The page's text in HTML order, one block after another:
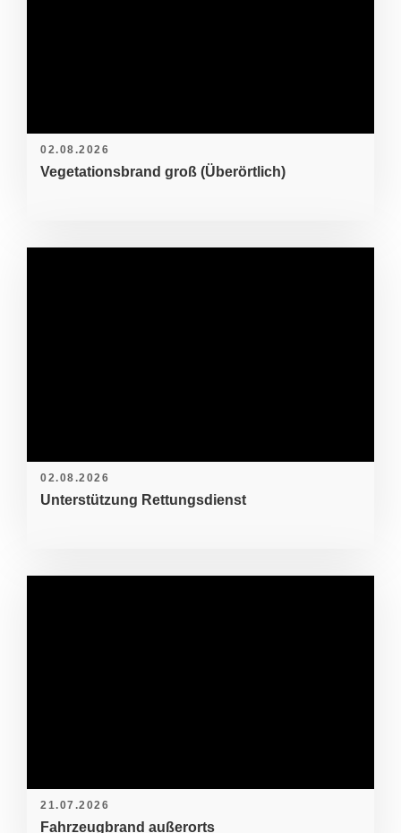
02.08.2026
Vegetationsbrand groß (Überörtlich)
02.08.2026
Unterstützung Rettungsdienst
21.07.2026
Fahrzeugbrand außerorts